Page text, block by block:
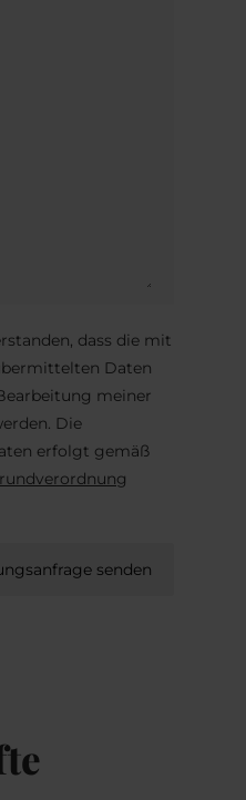
dass die mit
Daten
meiner
Die
erfolgt gemäß
senden